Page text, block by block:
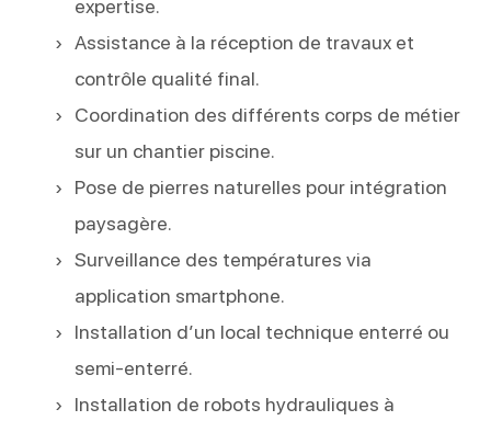
expertise.
Assistance à la réception de travaux et
contrôle qualité final.
Coordination des différents corps de métier
sur un chantier piscine.
Pose de pierres naturelles pour intégration
paysagère.
Surveillance des températures via
application smartphone.
Installation d’un local technique enterré ou
semi-enterré.
Installation de robots hydrauliques à